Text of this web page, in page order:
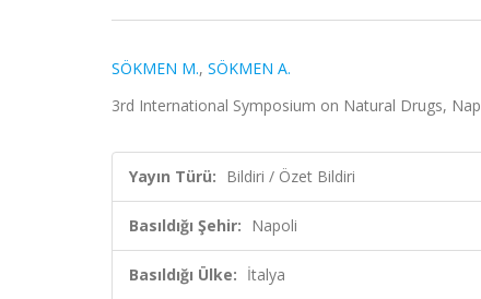
SÖKMEN M., SÖKMEN A.
3rd International Symposium on Natural Drugs,
Yayın Türü: Bildiri / Özet Bildiri
Basıldığı Şehir: Napoli
Basıldığı Ülke: İtalya